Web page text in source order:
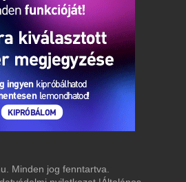
Minden jog fenntartva.